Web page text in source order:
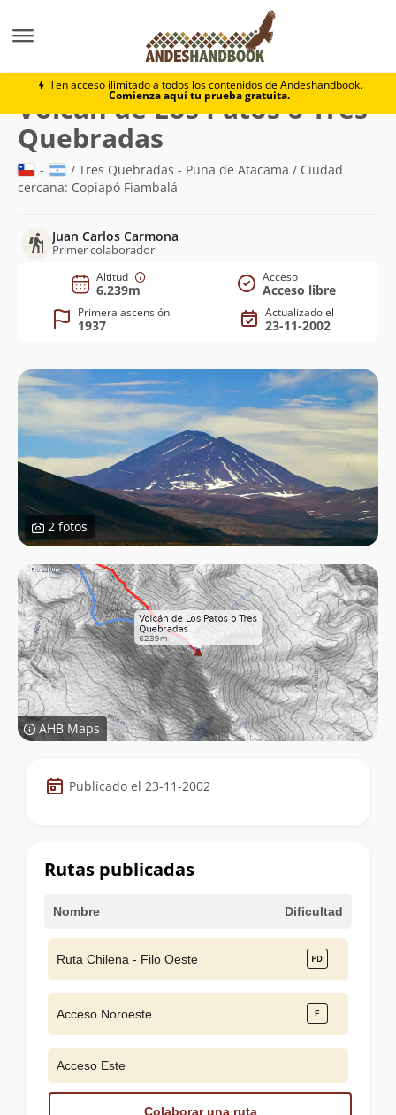
Ten acceso ilimitado a todos los contenidos de Andeshandbook.
Comienza aquí tu prueba gratuita.
Volcán de Los Patos o Tres Quebradas
Volcán de Los Patos o Tres
Quebradas
-
/ Tres Quebradas - Puna de Atacama / Ciudad
cercana: Copiapó Fiambalá
Juan Carlos Carmona
Primer colaborador
Altitud
6.239m
Acceso
Acceso libre
Primera ascensión
1937
Actualizado el
23-11-2002
2 fotos
AHB Maps
Datos
de
cumbre
Publicado el 23-11-2002
Rutas publicadas
Nombre Dificultad
Ruta Chilena - Filo Oeste
Acceso Noroeste
Acceso Este
Colaborar una ruta